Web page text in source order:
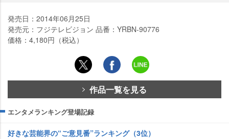
発売日：2014年06月25日
発売元：フジテレビジョン 品番：YRBN-90776
価格：4,180円（税込）
作品一覧を見る
エンタメランキング登場記録
好きな芸能界の“ご意見番”ランキング（3位）